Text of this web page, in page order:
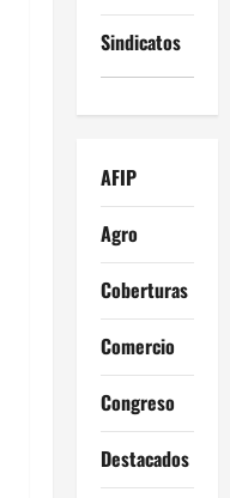
Sindicatos
AFIP
Agro
Coberturas
Comercio
Congreso
Destacados